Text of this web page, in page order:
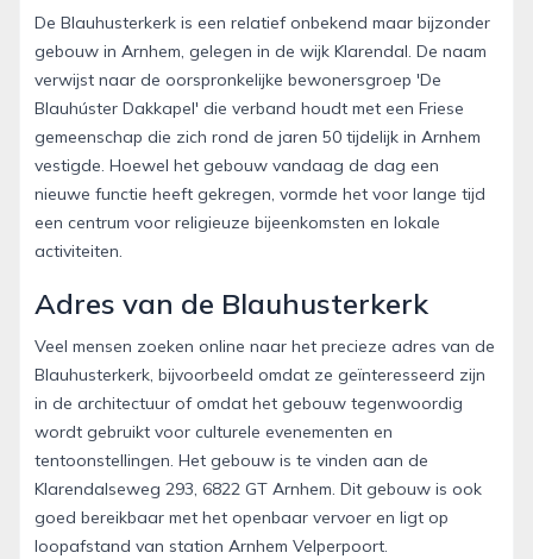
De Blauhusterkerk is een relatief onbekend maar bijzonder
gebouw in Arnhem, gelegen in de wijk Klarendal. De naam
verwijst naar de oorspronkelijke bewonersgroep 'De
Blauhúster Dakkapel' die verband houdt met een Friese
gemeenschap die zich rond de jaren 50 tijdelijk in Arnhem
vestigde. Hoewel het gebouw vandaag de dag een
nieuwe functie heeft gekregen, vormde het voor lange tijd
een centrum voor religieuze bijeenkomsten en lokale
activiteiten.
Adres van de Blauhusterkerk
Veel mensen zoeken online naar het precieze adres van de
Blauhusterkerk, bijvoorbeeld omdat ze geïnteresseerd zijn
in de architectuur of omdat het gebouw tegenwoordig
wordt gebruikt voor culturele evenementen en
tentoonstellingen. Het gebouw is te vinden aan de
Klarendalseweg 293, 6822 GT Arnhem. Dit gebouw is ook
goed bereikbaar met het openbaar vervoer en ligt op
loopafstand van station Arnhem Velperpoort.